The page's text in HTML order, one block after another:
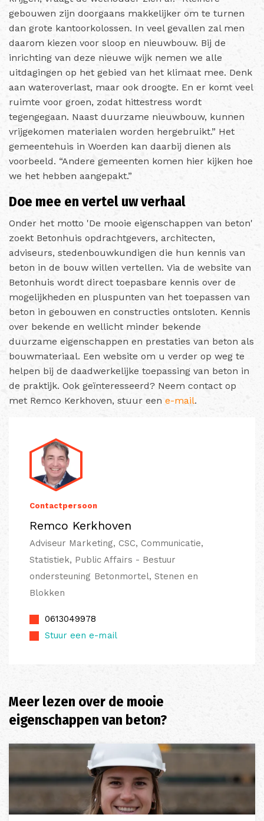
gebouwen zijn doorgaans makkelijker om te turnen
dan grote kantoorkolossen. In veel gevallen zal men
daarom kiezen voor sloop en nieuwbouw. Bij de
inrichting van deze nieuwe wijk nemen we alle
uitdagingen op het gebied van het klimaat mee. Denk
aan wateroverlast, maar ook droogte. En er komt veel
ruimte voor groen, zodat hittestress wordt
tegengegaan. Naast duurzame nieuwbouw, kunnen
vrijgekomen materialen worden hergebruikt.” Het
gemeentehuis in Woerden kan daarbij dienen als
voorbeeld. “Andere gemeenten komen hier kijken hoe
we het hebben aangepakt.”
Doe mee en vertel uw verhaal
Onder het motto 'De mooie eigenschappen van beton'
zoekt Betonhuis opdrachtgevers, architecten,
adviseurs, stedenbouwkundigen die hun kennis van
beton in de bouw willen vertellen. Via de website van
Betonhuis wordt direct toepasbare kennis over de
mogelijkheden en pluspunten van het toepassen van
beton in gebouwen en constructies ontsloten. Kennis
over bekende en wellicht minder bekende
duurzame eigenschappen en prestaties van beton als
bouwmateriaal. Een website om u verder op weg te
helpen bij de daadwerkelijke toepassing van beton in
de praktijk. Ook geïnteresseerd? Neem contact op
met Remco Kerkhoven, stuur een e-mail.
Contactpersoon
Remco Kerkhoven
Adviseur Marketing, CSC, Communicatie,
Statistiek, Public Affairs - Bestuur
ondersteuning Betonmortel, Stenen en
Blokken
0613049978
Stuur een e-mail
Meer lezen over de mooie
eigenschappen van beton?